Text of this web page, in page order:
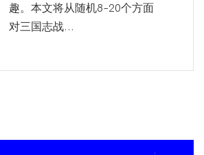
趣。本文将从随机8-20个方面
对三国志战...